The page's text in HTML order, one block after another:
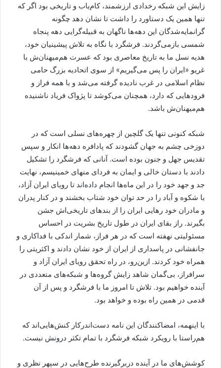
زایش این شبکه رخدادی ارزشمند، کام‌یاب و تاریخی بود اگر که
تنها همین یک دستاورد را داشت تا نشان دهد چگونه
گرانمایه‌شدگان این دهه‌ها ناگهان به قبیله‌گرایی دهه پنجاه
شمسی بازمی‌گردند. فرشگرد با نگاه به تلاش پیشینیان خود،
هدیه نسل ما به تاریخ معاصری بود که عسرت هم‌میهنان‌ش با
غریو «ایران را پس می‌گیریم» از سوی اتحادیه بزرگ حامی
نظام اسلامی در غرب نادیده گرفته می‌شد و با همه فراز و
فرودهایی که دارد، همچنان می‌کوشد تا پژواک فریاد ناشنیده
هم‌میهنان‌ش باشد.
شبکه کنونی تنها یک گلچین از چهره‌های نسلی است که در
دوزخی چشم به جهان گشودند که پادافره دهه‌ها انکار و سپس
تقدیس جهل و جنون بوده است. آنانی که فرشگرد را تشکیل
دادند با دستان خالی و ایمان به فردای منهای خمینیسم، نهایت
جد و جهد خود را در این ماه‌ها انجام داده‌اند تا رویای ایران آزاد،
با شکوه و آباد را در حد توان خود شتاب بخشند و در کنار پدران
و مادران خود رهایی ایران را از بندهای تاریخی‌اش جشن
بگیرند. راز بقای ایران در طول تاریخ بشریت در احساس
مسئولیتی نهفته است که در هر فراز، شمار اندکی با فداکاری و
جانفشانی در پاسداری از ایران از خود نشان دادند و اکثریتی را
همراه خود کردند. ازین‌رو، در راه تحقق رویای ایران آزاد و
سرافراز، بی‌گمان شاهد زایش گروه‌ها و شبکه‌های متعددی در
آینده خواهیم بود. تلاش تا امروز ما با فرشگرد و پس از آن
قدمی در همین راه بوده و خواهد بود.
با اینهمه، امضاکنندگان این نامه دست‌اندرکار کنش‌هایی‌اند که
هم‌راستا با رویکرد شبکه فرشگرد با تمام تکثر درونش نیست.
کوشش‌های ما در آینده دربرگیرنده طرح‌هایی در سپهر نظری و